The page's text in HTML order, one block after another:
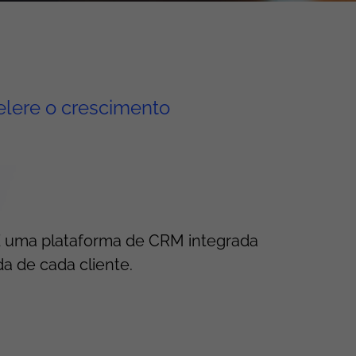
o crescimento
plataforma de CRM integrada
de cada cliente.